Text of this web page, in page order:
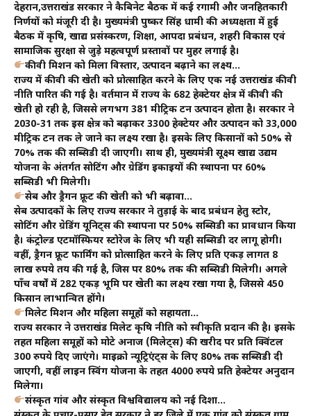
देहरादून,उत्तराखंड सरकार ने कैबिनेट बैठक में कई दूरगामी और जनहितकारी
निर्णयों को मंजूरी दी है। मुख्यमंत्री पुष्कर सिंह धामी की अध्यक्षता में हुई
बैठक में कृषि, खाद्य प्रसंस्करण, शिक्षा, आपदा प्रबंधन, शहरी विकास एवं
सामाजिक सुरक्षा से जुड़े महत्वपूर्ण प्रस्तावों पर मुहर लगाई है।
कीवी मिशन को मिला विस्तार, उत्पादन बढ़ाने का लक्ष्य…
राज्य में कीवी की खेती को प्रोत्साहित करने के लिए एक नई उत्तराखंड कीवी
नीति पारित की गई है। वर्तमान में राज्य के 682 हेक्टेयर क्षेत्र में कीवी की
खेती हो रही है, जिससे लगभग 381 मीट्रिक टन उत्पादन होता है। सरकार ने
2030-31 तक इस क्षेत्र को बढ़ाकर 3300 हेक्टेयर और उत्पादन को 33,000
मीट्रिक टन तक ले जाने का लक्ष्य रखा है। इसके लिए किसानों को 50% से
70% तक की सब्सिडी दी जाएगी। साथ ही, मुख्यमंत्री सूक्ष्म खाद्य उद्यम
योजना के अंतर्गत सोटिंग और ग्रेडिंग इकाइयों की स्थापना पर 60%
सब्सिडी भी मिलेगी।
सेब और ड्रैगन फ्रूट की खेती को भी बढ़ावा…
सेब उत्पादकों के लिए राज्य सरकार ने तुड़ाई के बाद प्रबंधन हेतु स्टोर,
सोटिंग और ग्रेडिंग यूनिट्स की स्थापना पर 50% सब्सिडी का प्रावधान किया
है। कंट्रोल्ड एटमॉस्फियर स्टोरेज के लिए भी यही सब्सिडी दर लागू होगी।
वहीं, ड्रैगन फ्रूट फार्मिंग को प्रोत्साहित करने के लिए प्रति एकड़ लागत 8
लाख रुपये तय की गई है, जिस पर 80% तक की सब्सिडी मिलेगी। अगले
पाँच वर्षों में 282 एकड़ भूमि पर खेती का लक्ष्य रखा गया है, जिससे 450
किसान लाभान्वित होंगे।
मिलेट मिशन और महिला समूहों को सहायता…
राज्य सरकार ने उत्तराखंड मिलेट कृषि नीति को स्वीकृति प्रदान की है। इसके
तहत महिला समूहों को मोटे अनाज (मिलेट्स) की खरीद पर प्रति क्विंटल
300 रुपये दिए जाएंगे। माइक्रो न्यूट्रिएंट्स के लिए 80% तक सब्सिडी दी
जाएगी, वहीं लाइन स्विंग योजना के तहत 4000 रुपये प्रति हेक्टेयर अनुदान
मिलेगा।
संस्कृत गांव और संस्कृत विश्वविद्यालय को नई दिशा…